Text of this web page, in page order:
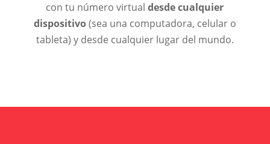
con tu número virtualdesde cualquier
dispositivo(sea una computadora, celular o
tableta) y desde cualquier lugar del mundo.